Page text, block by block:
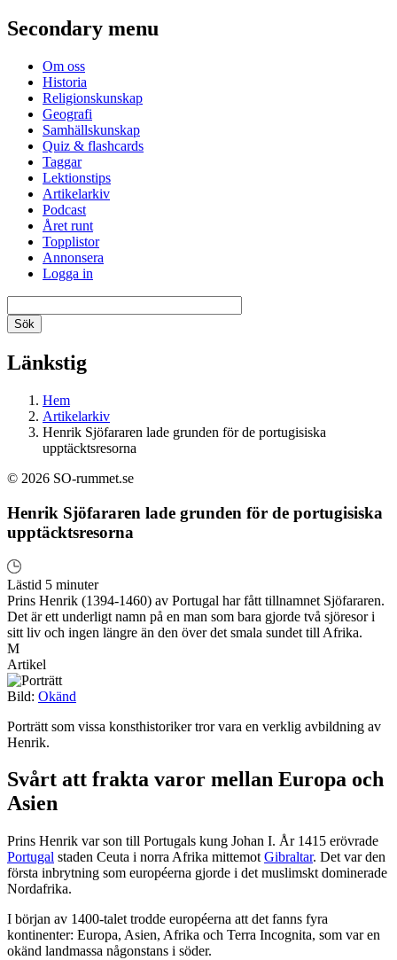
Secondary menu
Om oss
Historia
Religionskunskap
Geografi
Samhällskunskap
Quiz & flashcards
Taggar
Lektionstips
Artikelarkiv
Podcast
Året runt
Topplistor
Annonsera
Logga in
Länkstig
Hem
Artikelarkiv
Henrik Sjöfararen lade grunden för de portugisiska
upptäcktsresorna
© 2026 SO-rummet.se
Henrik Sjöfararen lade grunden för de portugisiska
upptäcktsresorna
Lästid 5 minuter
Prins Henrik (1394-1460) av Portugal har fått tillnamnet Sjöfararen.
Det är ett underligt namn på en man som bara gjorde två sjöresor i
sitt liv och ingen längre än den över det smala sundet till Afrika.
M
Artikel
Bild: Okänd
Porträtt som vissa konsthistoriker tror vara en verklig avbildning av
Henrik.
Svårt att frakta varor mellan Europa och
Asien
Prins Henrik var son till Portugals kung Johan I. År 1415 erövrade
Portugal staden Ceuta i norra Afrika mittemot Gibraltar. Det var den
första inbrytning som européerna gjorde i det muslimskt dominerade
Nordafrika.
I början av 1400-talet trodde européerna att det fanns fyra
kontinenter: Europa, Asien, Afrika och Terra Incognita, som var en
okänd landmassa någonstans i söder.